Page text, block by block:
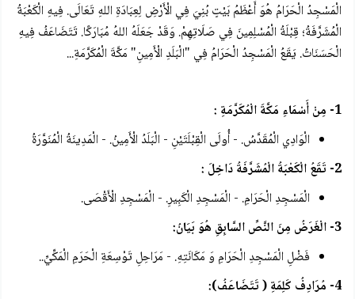
الْمَسْجِدُ الْحَرَامُ هُوَ أَعْظَمُ بَيْتٍ بُنِيَ فِي الْأَرْضِ لِعِبَادَةِ اللهِ تَعَالَى. فِيهِ الْكَعْبَةُ
الْمُشَرَّفَةُ؛ قِبْلَةُ الْمُسْلِمِينَ فِي صَلَاتِهِمْ. وَقَدْ جَعَلَهُ اللهُ مُبَارَكًا. تَتَضَاعَفُ فِيهِ
الْحَسَنَاتُ. يَقَعُ الْمَسْجِدُ الْحَرَامُ فِي "الْبَلَدِ الْأَمِينِ" مَكَّةَ الْمُكَرَّمَةِ...
1- مِنْ أَسْمَاءِ مَكَّةَ الْمُكَرَّمَةِ :
الْوَادِي الْمُقَدَّسُ. - أُولَى الْقِبْلَتَيْنِ - الْبَلَدُ الْأَمِينُ. - الْمَدِينَةُ الْمُنَوَّرَةُ
2- تَقَعُ الْكَعْبَةُ الْمُشَرَّفَةُ دَاخِلَ :
الْمَسْجِدِ الْحَرَامِ. - الْمَسْجِدِ الْكَبِيرِ. - الْمَسْجِدِ الْأَقْصَى.
3- الْغَرَضُ مِنَ النَّصِّ السَّابِقِ هُوَ بَيَانُ:
فَضْلِ الْمَسْجِدِ الْحَرَامِ وَ مَكَانَتِهِ. - مَرَاحِلِ تَوْسِعَةِ الْحَرَمِ الْمَكِّيِّ..
4- مُرَادِفُ كَلِمَةِ ( تَتَضَاعَفُ):